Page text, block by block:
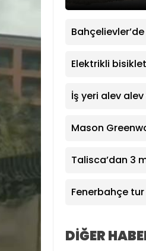
Elektrikli
İş yeri alev alev
Mason
Talisca’dan 3
Fenerbahçe
DİĞER